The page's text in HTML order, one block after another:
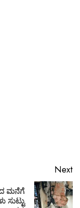
Next
ಮನೆಗೆ
ಸುಟ್ಟು